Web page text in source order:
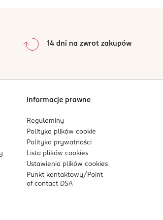
wgdata: od najnowszej
14 dni na zwrot zakupów
Informacje prawne
Regulaminy
Polityka plikówcookie
Polityka prywatności
Lista plikówcookies
Ustawienia plikówcookies
Punkt kontaktowy/ Point
of contact DSA